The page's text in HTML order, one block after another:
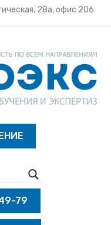
28а, офис 206
79